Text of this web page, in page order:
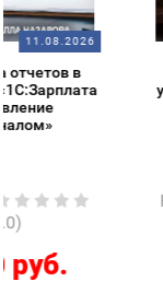
управление
для
Рейтинг
2424